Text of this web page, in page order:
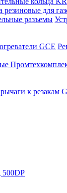
резиновые для
разъемы
GCE
к резакам
500DP